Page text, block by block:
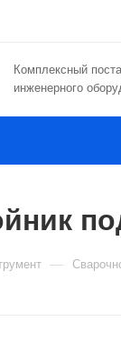
Комплексный
инженерного
—